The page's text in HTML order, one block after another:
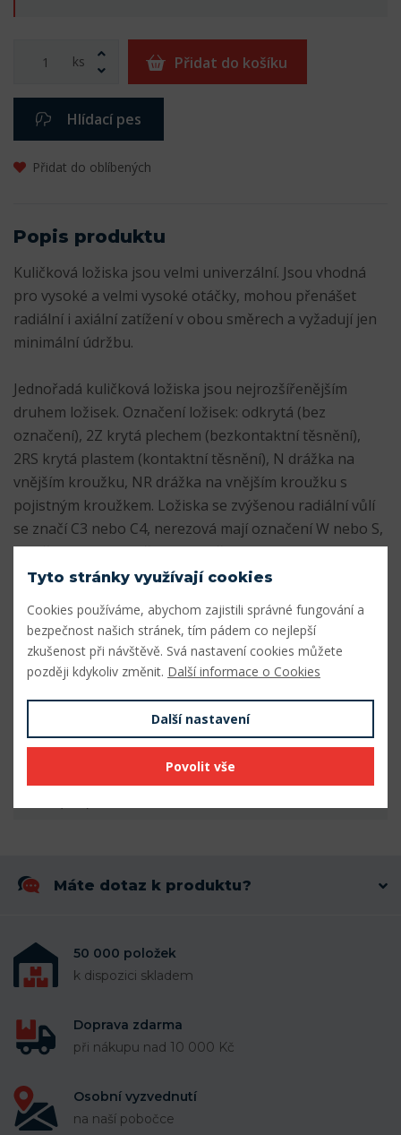
ks Přidat do košíku
Hlídací pes
Přidat do oblíbených
Popis produktu
Kuličková ložiska jsou velmi univerzální. Jsou vhodná
pro vysoké a velmi vysoké otáčky, mohou přenášet
radiální i axiální zatížení v obou směrech a vyžadují jen
minimální údržbu.
Jednořadá kuličková ložiska jsou nejrozšířenějším
druhem ložisek. Označení ložisek: odkrytá (bez
označení), 2Z krytá plechem (bezkontaktní těsnění),
2RS krytá plastem (kontaktní těsnění), N drážka na
vnějším kroužku, NR drážka na vnějším kroužku s
pojistným kroužkem. Ložiska se zvýšenou radiální vůlí
se značí C3 nebo C4, nerezová mají označení W nebo S,
K kuželová díra vnitřního kroužku.
rozmery_lozisek_rada_608.pdf Stáhnout
Máte dotaz k produktu?
50 000 položek
k dispozici skladem
Doprava zdarma
při nákupu nad 10 000 Kč
Osobní vyzvednutí
na naší pobočce
Tyto stránky využívají cookies
Cookies používáme, abychom zajistili správné fungování a
bezpečnost našich stránek, tím pádem co nejlepší
zkušenost při návštěvě. Svá nastavení cookies můžete
později kdykoliv změnit. Další informace o Cookies
Další nastavení
Povolit vše